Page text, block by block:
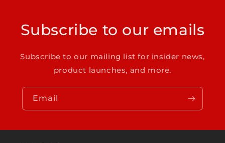
Subscribe to our emails
Subscribe to our mailing list for insider news,
product launches, and more.
Email